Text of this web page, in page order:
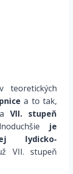
a to tak,
VII. stupeň
je
lydicko-
VII. stupeň